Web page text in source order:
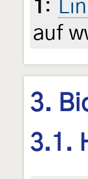
1 :
auf
3.
3.1.